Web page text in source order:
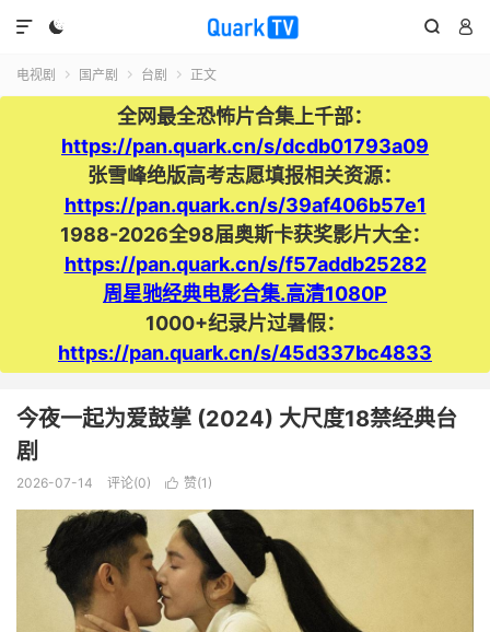
  

电视剧  国产剧  台剧  正文
全网最全恐怖片合集上千部：
https://pan.quark.cn/s/dcdb01793a09
张雪峰绝版高考志愿填报相关资源：
https://pan.quark.cn/s/39af406b57e1
1988-2026全98届奥斯卡获奖影片大全：
https://pan.quark.cn/s/f57addb25282
周星驰经典电影合集.高清1080P
1000+纪录片过暑假：
https://pan.quark.cn/s/45d337bc4833
今夜一起为爱鼓掌 (2024) 大尺度18禁经典台
剧
2026-07-14 评论(0)  赞(1 )